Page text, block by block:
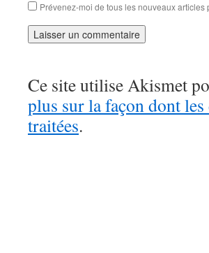
Prévenez-moi de tous les nouveaux articles
Ce site utilise Akismet
plus sur la façon dont
traitées.